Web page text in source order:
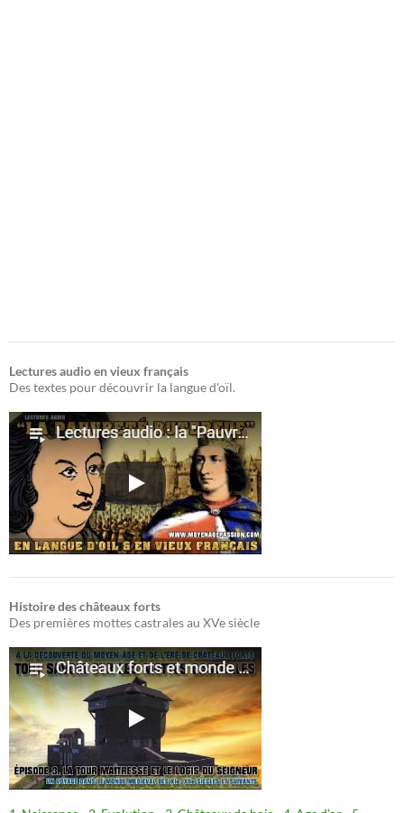
Lectures audio en vieux français
Des textes pour découvrir la langue d'oïl.
Histoire des châteaux forts
Des premières mottes castrales au XVe siècle